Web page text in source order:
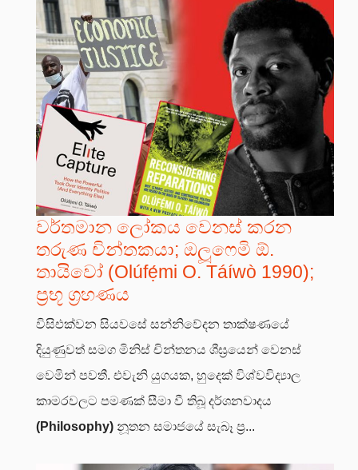
වර්තමාන ලෝකය වෙනස් කරන
තරුණ චින්තකයා; ඔලූෆෙමි ඕ.
තායිවෝ (Olúfẹ́mi O. Táíwò 1990);
ප්‍රභූ ග්‍රහණය
විසිඑක්වන සියවසේ සන්නිවේදන තාක්ෂණයේ
දියුණුවත් සමග මිනිස් චින්තනය ශීඝ්‍රයෙන් වෙනස්
වෙමින් පවතී. එවැනි යුගයක, හුදෙක් විශ්වවිද්‍යාල
කාමරවලට පමණක් සීමා වී තිබූ දර්ශනවාදය
(Philosophy) නූතන සමාජයේ සැබෑ ප්‍ර...